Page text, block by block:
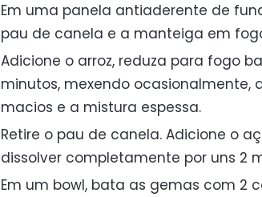
Em uma panela antiaderente de
pau de canela e a manteiga em
Adicione o arroz, reduza para fogo
minutos, mexendo ocasionalmente,
macios e a mistura espessa.
Retire o pau de canela. Adicione o
dissolver completamente por uns 2
Em um bowl, bata as gemas com 2